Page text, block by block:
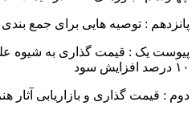
پانزدهم : توصیه هایی برای جمع بندی
پیوست یک : قیمت گذاری به شیوه
۱۰ درصد افزایش سود
دوم : قیمت گذاری و بازاریابی آثار